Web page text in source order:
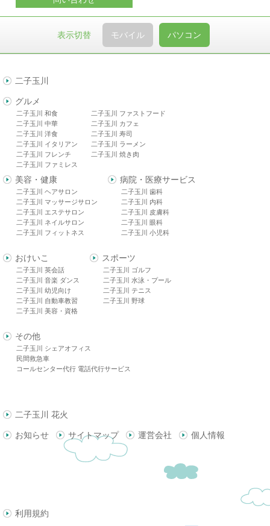
表示切替 モバイル パソコン
二子玉川
グルメ
二子玉川 和食
二子玉川 中華
二子玉川 洋食
二子玉川 イタリアン
二子玉川 フレンチ
二子玉川 ファミレス
二子玉川 ファストフード
二子玉川 カフェ
二子玉川 寿司
二子玉川 ラーメン
二子玉川 焼き肉
美容・健康
二子玉川 ヘアサロン
二子玉川 マッサージサロン
二子玉川 エステサロン
二子玉川 ネイルサロン
二子玉川 フィットネス
病院・医療サービス
二子玉川 歯科
二子玉川 内科
二子玉川 皮膚科
二子玉川 眼科
二子玉川 小児科
おけいこ
二子玉川 英会話
二子玉川 音楽 ダンス
二子玉川 幼児向け
二子玉川 自動車教習
二子玉川 美容・資格
スポーツ
二子玉川 ゴルフ
二子玉川 水泳・プール
二子玉川 テニス
二子玉川 野球
その他
二子玉川 シェアオフィス
民間救急車
コールセンター代行 電話代行サービス
二子玉川 花火
お知らせ サイトマップ 運営会社 個人情報
利用規約